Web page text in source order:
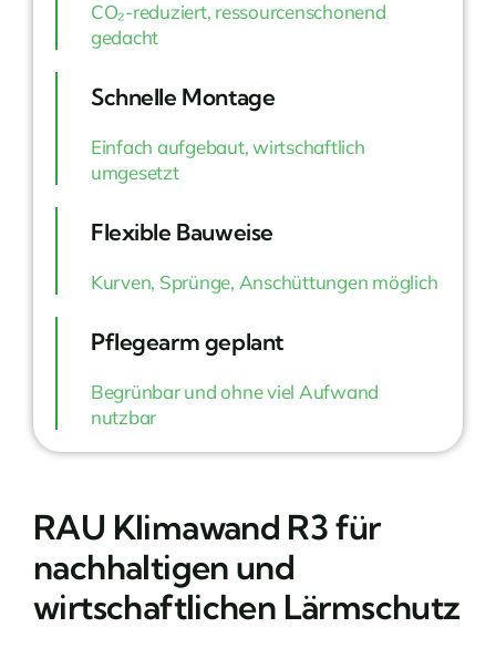
CO₂-reduziert, ressourcenschonend
gedacht
Schnelle Montage
Einfach aufgebaut, wirtschaftlich
umgesetzt
Flexible Bauweise
Kurven, Sprünge, Anschüttungen möglich
Pflegearm geplant
Begrünbar und ohne viel Aufwand
nutzbar
RAU Klimawand R3 für
nachhaltigen und
wirtschaftlichen Lärmschutz